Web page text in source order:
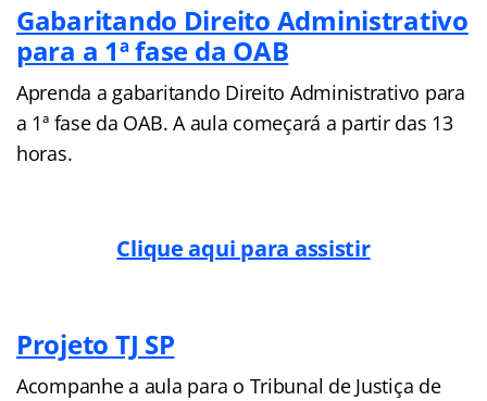
Gabaritando Direito Administrativo
para a 1ª fase da OAB
Aprenda a gabaritando Direito Administrativo para
a 1ª fase da OAB. A aula começará a partir das 13
horas.
Clique aqui para assistir
Projeto TJ SP
Acompanhe a aula para o Tribunal de Justiça de